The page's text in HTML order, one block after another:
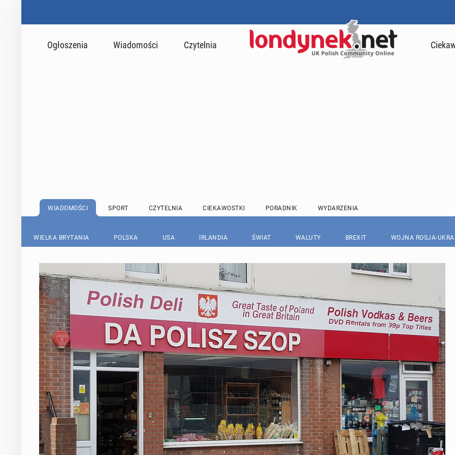
Ogłoszenia Wiadomości Czytelnia
WIADOMOŚCI SPORT CZYTELNIA CIEKAWOSTKI PORADNIK WYDARZENIA
WIELKA BRYTANIA POLSKA USA IRLANDIA ŚWIAT WALUTY BREXIT WOJNA ROSJA-